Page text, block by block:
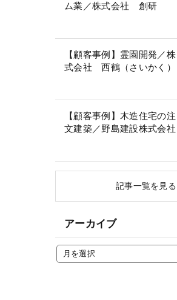
ム業／株式会社 創研
【顧客事例】霊園開発／株
式会社 西鶴（さいかく）
【顧客事例】木造住宅の注
文建築／野島建設株式会社
記事一覧を見る
アーカイブ